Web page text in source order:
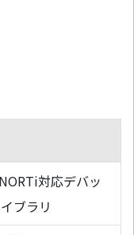
対応デバッ
ブラリ